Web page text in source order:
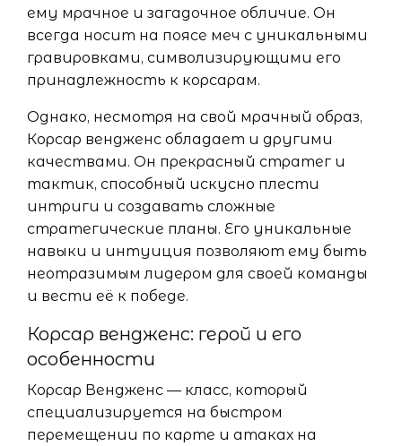
ему мрачное и загадочное обличие. Он
всегда носит на поясе меч с уникальными
гравировками, символизирующими его
принадлежность к корсарам.
Однако, несмотря на свой мрачный образ,
Корсар вендженс обладает и другими
качествами. Он прекрасный стратег и
тактик, способный искусно плести
интриги и создавать сложные
стратегические планы. Его уникальные
навыки и интуиция позволяют ему быть
неотразимым лидером для своей команды
и вести её к победе.
Корсар вендженс: герой и его
особенности
Корсар Вендженс — класс, который
специализируется на быстром
перемещении по карте и атаках на